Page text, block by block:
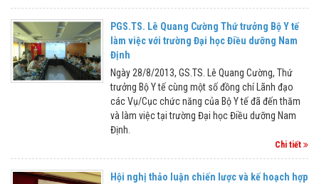
PGS.TS. Lê Quang Cường Thứ trưởng Bộ Y tế
làm việc với trường Đại học Điều dưỡng Nam
Định
Ngày 28/8/2013, GS.TS. Lê Quang Cường, Thứ
trưởng Bộ Y tế cùng một số đồng chí Lãnh đạo
các Vụ/Cục chức năng của Bộ Y tế đã đến thăm
và làm việc tại trường Đại học Điều dưỡng Nam
Định.
Chi tiết
Hội nghị thảo luận chiến lược và kế hoạch hợp